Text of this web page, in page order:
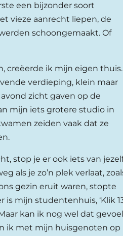
een bijzonder soort
vieze aanrecht liepen, de
schoongemaakt. Of
creëerde ik mijn eigen thuis.
verdieping, klein maar
zicht gaven op de
mijn iets grotere studio in
zeiden vaak dat ze
stop je er ook iets van
als je zo’n plek verlaat,
gezin eruit waren, stopte
mijn studentenhuis, ‘Klik
kan ik nog wel dat gevoel
ik met mijn huisgenoten op